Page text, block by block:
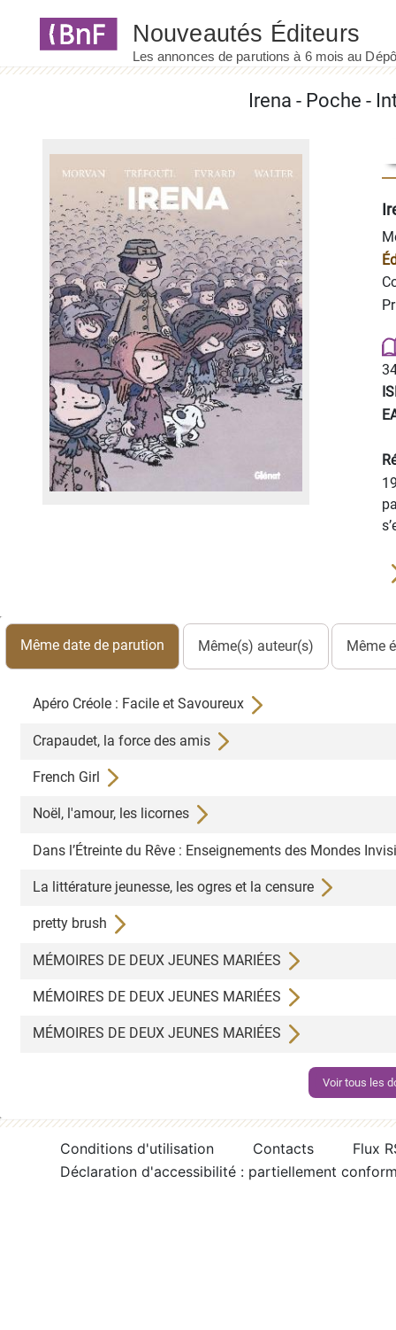
Irena - Poche -
Même date de parution Même(s) auteur(s) Même
Apéro Créole : Facile et Savoureux
Crapaudet, la force des amis
French Girl
Noël, l'amour, les licornes
Dans l’Étreinte du Rêve : Enseignements des Mondes
La littérature jeunesse, les ogres et la censure
pretty brush
MÉMOIRES DE DEUX JEUNES MARIÉES
MÉMOIRES DE DEUX JEUNES MARIÉES
MÉMOIRES DE DEUX JEUNES MARIÉES
Voir tous les
Conditions d'utilisation Contacts
Flux
Déclaration d'accessibilité : partiellement